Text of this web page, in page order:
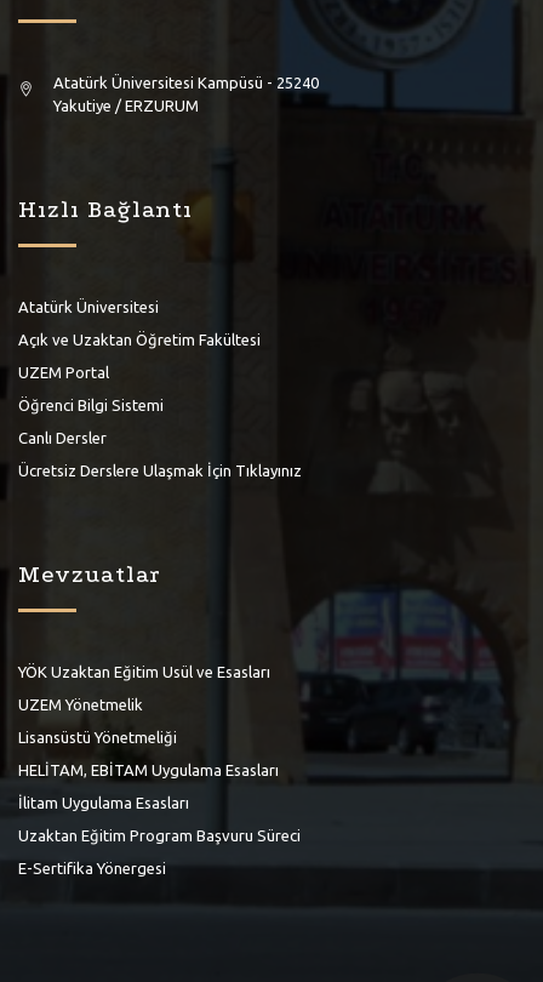
Atatürk Üniversitesi Kampüsü - 25240
Yakutiye / ERZURUM
Hızlı Bağlantı
Atatürk Üniversitesi
Açık ve Uzaktan Öğretim Fakültesi
UZEM Portal
Öğrenci Bilgi Sistemi
Canlı Dersler
Ücretsiz Derslere Ulaşmak İçin Tıklayınız
Mevzuatlar
YÖK Uzaktan Eğitim Usül ve Esasları
UZEM Yönetmelik
Lisansüstü Yönetmeliği
HELİTAM, EBİTAM Uygulama Esasları
İlitam Uygulama Esasları
Uzaktan Eğitim Program Başvuru Süreci
E-Sertifika Yönergesi